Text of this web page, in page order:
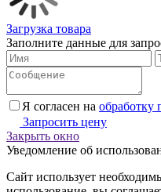
Загрузка товара
Заполните данные для
Я согласен на обработку
Запросить цену
Закрыть окно
Уведомление об
Сайт использует